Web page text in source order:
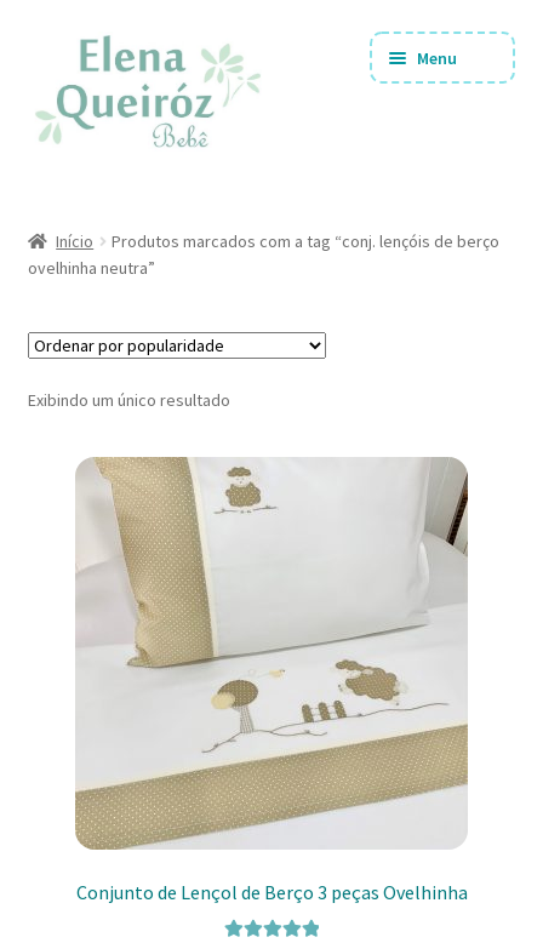
navegação
conteúdo
Menu
menu
Ofertas!!
Início
Produtos marcados com a tag “conj. lençóis de berço
ovelhinha neutra”
Exibindo um único resultado
Conjunto de Lençol de Berço 3 peças Ovelhinha